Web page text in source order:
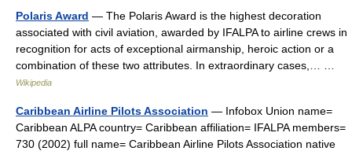
Polaris Award — The Polaris Award is the highest decoration
associated with civil aviation, awarded by IFALPA to airline crews in
recognition for acts of exceptional airmanship, heroic action or a
combination of these two attributes. In extraordinary cases,… …
Wikipedia
Caribbean Airline Pilots Association — Infobox Union name=
Caribbean ALPA country= Caribbean affiliation= IFALPA members=
730 (2002) full name= Caribbean Airline Pilots Association native